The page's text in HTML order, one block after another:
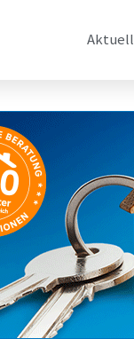
Aktuell